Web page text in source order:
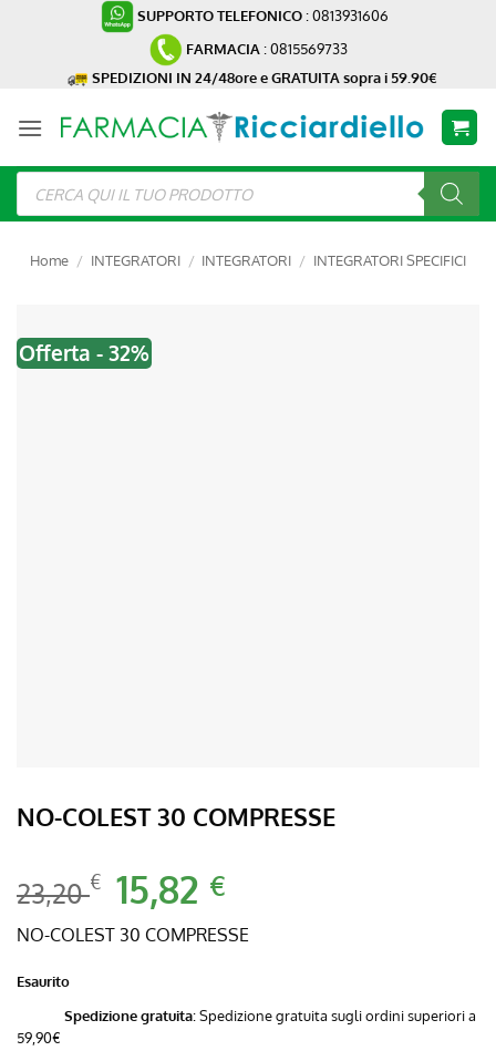
SUPPORTO TELEFONICO : 0813931606
FARMACIA : 0815569733
SPEDIZIONI IN 24/48ore e GRATUITA sopra i 59.90€
Ricerca
prodotti
Home / INTEGRATORI / INTEGRATORI / INTEGRATORI SPECIFICI
Offerta - 32%
NO-COLEST 30 COMPRESSE
23,20€ Il
prezzo
originale
15,82 €
attuale
NO-COLEST 30 COMPRESSE
Esaurito
Spedizione gratuita: Spedizione gratuita sugli ordini superiori a
59,90€